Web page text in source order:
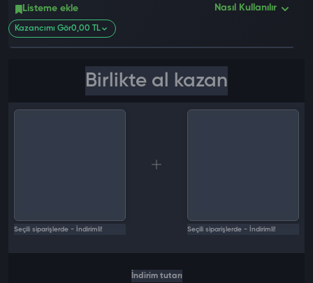
Nasıl Kullanılır
Listeme ekle
Kazancımı Gör0,00 TL
Birlikte al kazan
Seçili siparişlerde - İndirimli! Seçili siparişlerde - İndirimli!
İndirim tutarı